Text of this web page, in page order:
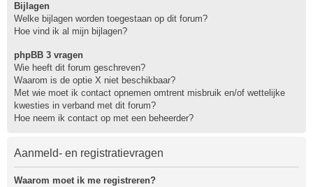
Bijlagen
Welke bijlagen worden toegestaan op dit forum?
Hoe vind ik al mijn bijlagen?
phpBB 3 vragen
Wie heeft dit forum geschreven?
Waarom is de optie X niet beschikbaar?
Met wie moet ik contact opnemen omtrent misbruik en/of wettelijke
kwesties in verband met dit forum?
Hoe neem ik contact op met een beheerder?
Aanmeld- en registratievragen
Waarom moet ik me registreren?